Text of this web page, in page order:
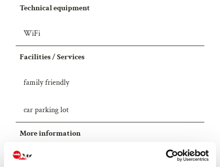
Technical equipment
WiFi
Facilities / Services
family friendly
car parking lot
More information
Innerhalb der nächsten 24 Stunden während der regulären
Arbeitswoche erhalten Sie von uns eine ausführliche